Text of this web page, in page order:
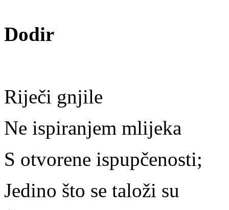
Dodir
Riječi gnjile
Ne ispiranjem mlijeka
S otvorene ispupčenosti;
Jedino što se taloži su